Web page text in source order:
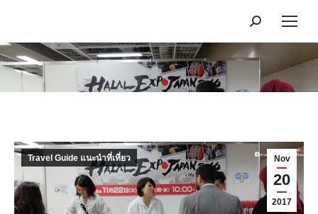
Search:
You are here:
Nov
20
2017
Travel Guide แนะนำที่เที่ยว